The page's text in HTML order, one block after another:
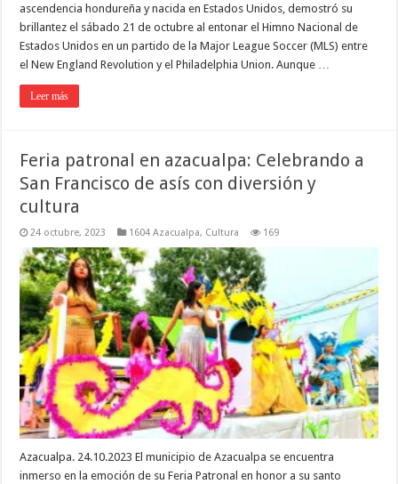
ascendencia hondureña y nacida en Estados Unidos, demostró su
brillantez el sábado 21 de octubre al entonar el Himno Nacional de
Estados Unidos en un partido de la Major League Soccer (MLS) entre
el New England Revolution y el Philadelphia Union. Aunque …
Leer más
Feria patronal en azacualpa: Celebrando a
San Francisco de asís con diversión y
cultura
24 octubre, 2023 1604 Azacualpa, Cultura 169
Azacualpa. 24.10.2023 El municipio de Azacualpa se encuentra
inmerso en la emoción de su Feria Patronal en honor a su santo